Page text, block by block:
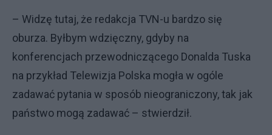
– Widzę tutaj, że redakcja TVN-u bardzo się
oburza. Byłbym wdzięczny, gdyby na
konferencjach przewodniczącego Donalda Tuska
na przykład Telewizja Polska mogła w ogóle
zadawać pytania w sposób nieograniczony, tak jak
państwo mogą zadawać – stwierdził.